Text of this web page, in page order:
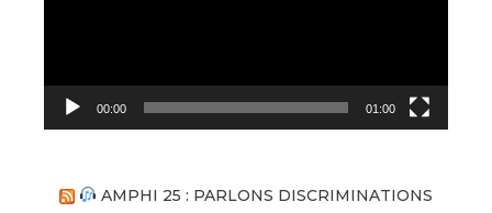
00:00 01:00
AMPHI 25 : PARLONS DISCRIMINATIONS